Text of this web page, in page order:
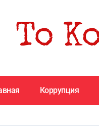
Коррупция